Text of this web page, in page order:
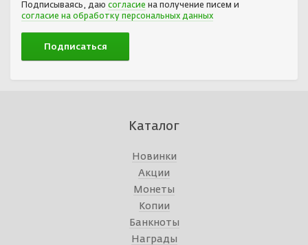
Подписываясь, даю согласие на получение писем и
согласие на обработку персональных данных
Каталог
Новинки
Акции
Монеты
Копии
Банкноты
Награды